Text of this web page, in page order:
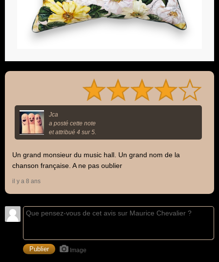
Jca
a posté cette note
et attribué 4 sur 5.
Un grand monsieur du music hall. Un grand nom de la
chanson française. A ne pas oublier
il y a 8 ans
Image